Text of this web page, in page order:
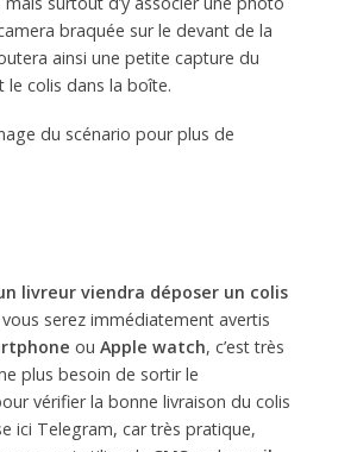
braquée sur le devant de la
ainsi une petite capture du
le colis dans la boîte.
du scénario pour plus de
livreur viendra déposer un colis
serez immédiatement avertis
ou Apple watch, c’est très
plus besoin de sortir le
vérifier la bonne livraison du colis
ici Telegram, car très pratique,